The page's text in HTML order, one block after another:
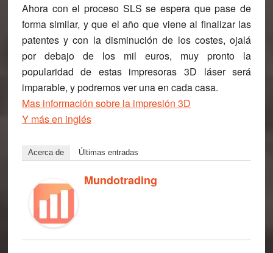
Ahora con el proceso SLS se espera que pase de
forma similar, y que el año que viene al finalizar las
patentes y con la disminución de los costes, ojalá
por debajo de los mil euros, muy pronto la
popularidad de estas impresoras 3D láser será
imparable, y podremos ver una en cada casa.
Mas información sobre la impresión 3D
Y más en inglés
Acerca de Últimas entradas
Mundotrading